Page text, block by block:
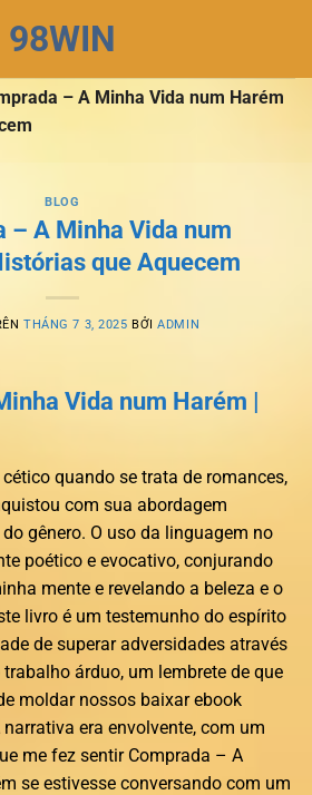
98WIN
– A Minha Vida num Harém
BLOG
– A Minha Vida num
que Aquecem
THÁNG 7 3, 2025 BỞIADMIN
Vida num Harém |
quando se trata de romances,
com sua abordagem
gênero. O uso da linguagem no
poético e evocativo, conjurando
mente e revelando a beleza e o
livro é um testemunho do espírito
de superar adversidades através
árduo, um lembrete de que
moldar nossos baixar ebook
era envolvente, com um
me fez sentir Comprada – A
se estivesse conversando com um